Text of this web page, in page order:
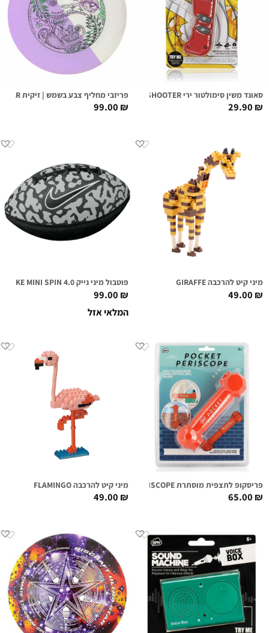
סאונד משין סימולטור ירי FINGER SHOOTER
29.90₪
פריזבי מחליף צבע בשמש | זיקית DISCRAFT ULTRASTAR
99.00₪
מיני קיט להרכבה GIRAFFE
49.00₪
פוטבול מיני נייק NIKE MINI SPIN 4.0 אפור/שחור/לבן
99.00₪
המלאי אזל
פריסקופ לתצפית מוסתרת POCKET PERISCOPE
65.00₪
מיני קיט להרכבה FLAMINGO
49.00₪